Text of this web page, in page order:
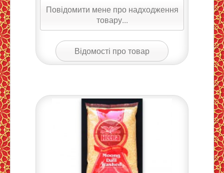
Повідомити мене про надходження
товару...
Відомості про товар